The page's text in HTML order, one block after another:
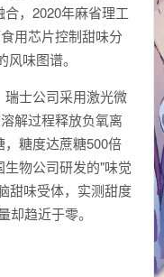
，2020年麻省理工
用芯片控制甜味分
味图谱。
士公司采用激光微
解过程释放负氧离
糖度达蔗糖500倍
物公司研发的"味觉
甜味受体，实测甜度
却趋近于零。